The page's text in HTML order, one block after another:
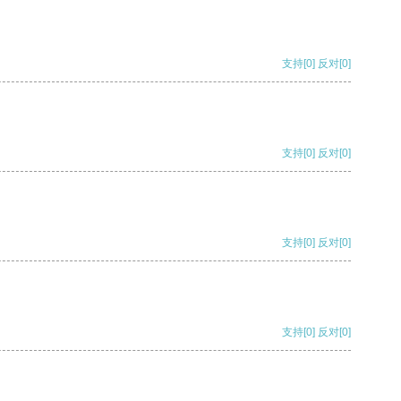
支持[0] 反对[0]
支持[0] 反对[0]
支持[0] 反对[0]
支持[0] 反对[0]